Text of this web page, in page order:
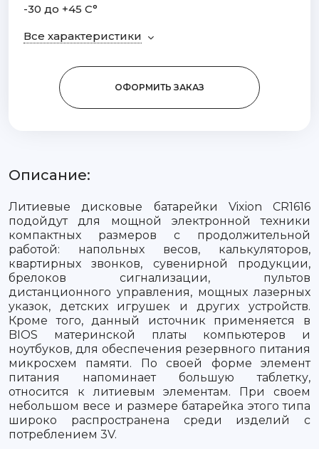
-30 до +45 С°
Все характеристики
ОФОРМИТЬ ЗАКАЗ
Описание:
Литиевые дисковые батарейки Vixion CR1616
подойдут для мощной электронной техники
компактных размеров с продолжительной
работой: напольных весов, калькуляторов,
квартирных звонков, сувенирной продукции,
брелоков сигнализации, пультов
дистанционного управления, мощных лазерных
указок, детских игрушек и других устройств.
Кроме того, данный источник применяется в
BIOS материнской платы компьютеров и
ноутбуков, для обеспечения резервного питания
микросхем памяти. По своей форме элемент
питания напоминает большую таблетку,
относится к литиевым элементам. При своем
небольшом весе и размере батарейка этого типа
широко распространена среди изделий с
потреблением 3V.